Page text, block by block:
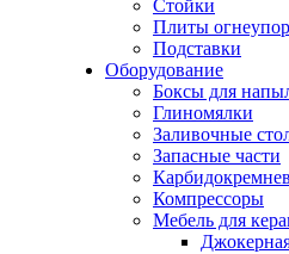
Стойки
Плиты
Подставки
Оборудование
Боксы для
Глиномялки
Заливочные
Запасные части
Компрессоры
Мебель для